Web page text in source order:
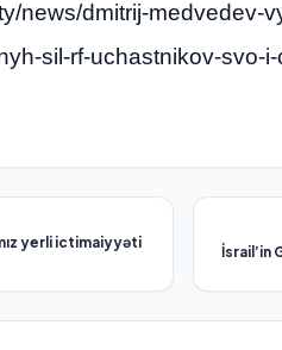
news/dmitrij-medvedev-
sil-rf-uchastnikov-svo-
yerli ictimaiyyəti
İsrail’in